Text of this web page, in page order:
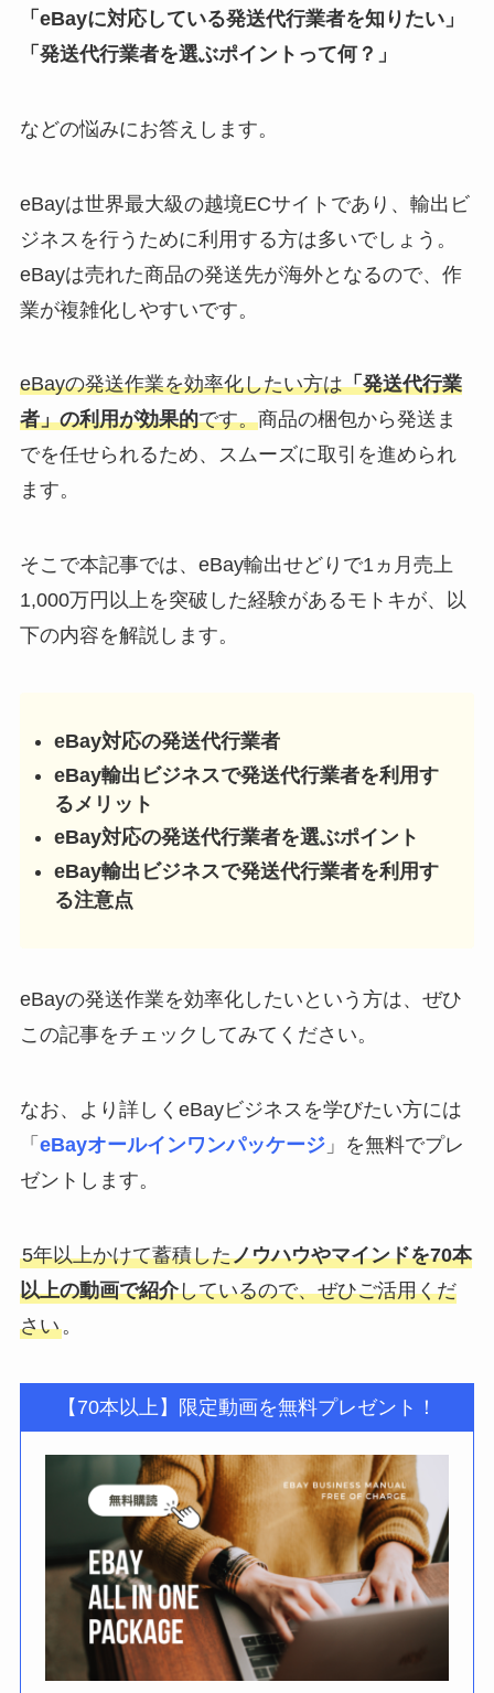
「eBayに対応している発送代行業者を知りたい」
「発送代行業者を選ぶポイントって何？」
などの悩みにお答えします。
eBayは世界最大級の越境ECサイトであり、輸出ビ
ジネスを行うために利用する方は多いでしょう。
eBayは売れた商品の発送先が海外となるので、作
業が複雑化しやすいです。
eBayの発送作業を効率化したい方は「発送代行業
者」の利用が効果的です。商品の梱包から発送ま
でを任せられるため、スムーズに取引を進められ
ます。
そこで本記事では、eBay輸出せどりで1ヵ月売上
1,000万円以上を突破した経験があるモトキが、以
下の内容を解説します。
eBay対応の発送代行業者
eBay輸出ビジネスで発送代行業者を利用す
るメリット
eBay対応の発送代行業者を選ぶポイント
eBay輸出ビジネスで発送代行業者を利用す
る注意点
eBayの発送作業を効率化したいという方は、ぜひ
この記事をチェックしてみてください。
なお、より詳しくeBayビジネスを学びたい方には
「 eBayオールインワンパッケージ」を無料でプレ
ゼントします。
5年以上かけて蓄積したノウハウやマインドを70本
以上の動画で紹介しているので、ぜひご活用くだ
さい。
【70本以上】限定動画を無料プレゼント！